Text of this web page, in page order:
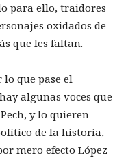
para ello, traidores
oxidados de
que les faltan.
que pase el
algunas voces que
y lo quieren
de la historia,
mero efecto López